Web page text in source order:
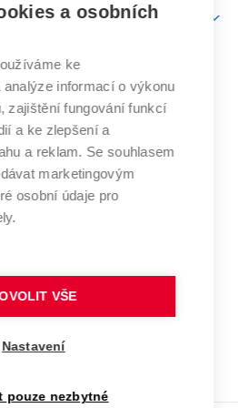
fondů
učení
technické
Brně
V BRNĚ
a osobních
ke
informací o výkonu
zajištění fungování funkcí
a ke zlepšení a
a reklam. Se souhlasem
marketingovým
osobní údaje pro
VŠE
Nastavení
pouze nezbytné